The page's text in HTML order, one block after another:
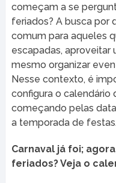
começam a se
feriados? A busca por
comum para aqueles
escapadas,
mesmo organizar
Nesse contexto, é
configura o calendário
começando pelas
a temporada de festas.
Carnaval já foi;
feriados? Veja o